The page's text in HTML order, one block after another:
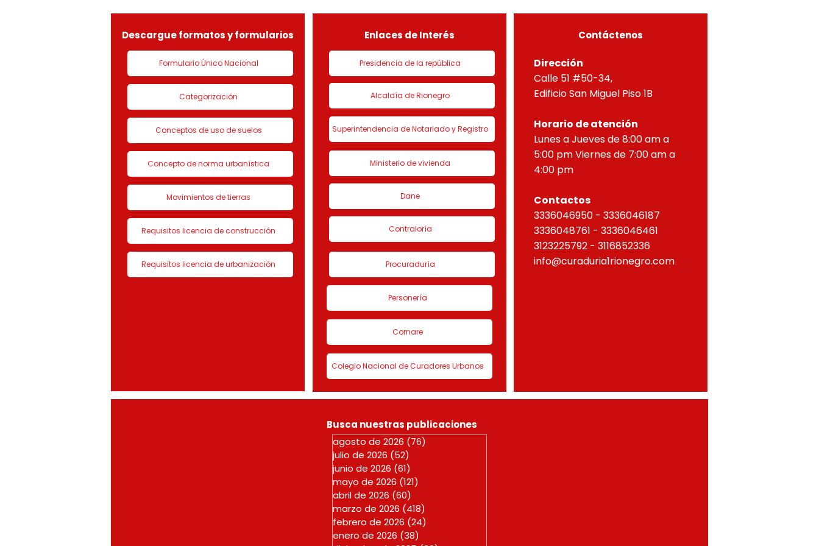
LICENCIA DE CON
de urbanización 1 denominado
HORIZONTAL, correspondien
Descargue formatos y formularios
Formulario Único Nacional
Categorización
Conceptos de uso de suelos
Concepto de norma urbanística
Movimientos de tierras
Requisitos licencia de construcción
Requisitos licencia de urbanización
Enlaces de Interés
Presidencia de la república
Alcaldía de Rionegro
Superintendencia de Notariado y Registro
Ministerio de vivienda
Dane
Contraloría
Procuraduría
Personería
Cornare
Colegio Nacional de Curadores Urbanos
Contáctenos
Dirección
Calle 51 #50-34,
Edificio San Miguel Piso 1B
Horario de atención
Lunes a Jueves de 8:00 am a
5:00 pm Viernes de 7:00 am a
4:00 pm
Contactos
3336046950 - 3336046187
3336048761 - 3336046461
3123225792 - 3116852336
info@curaduria1rionegro.com
Busca nuestras publicaciones
agosto de 2026 (76)
julio de 2026 (52)
junio de 2026 (61)
mayo de 2026 (121)
abril de 2026 (60)
marzo de 2026 (418)
febrero de 2026 (24)
enero de 2026 (38)